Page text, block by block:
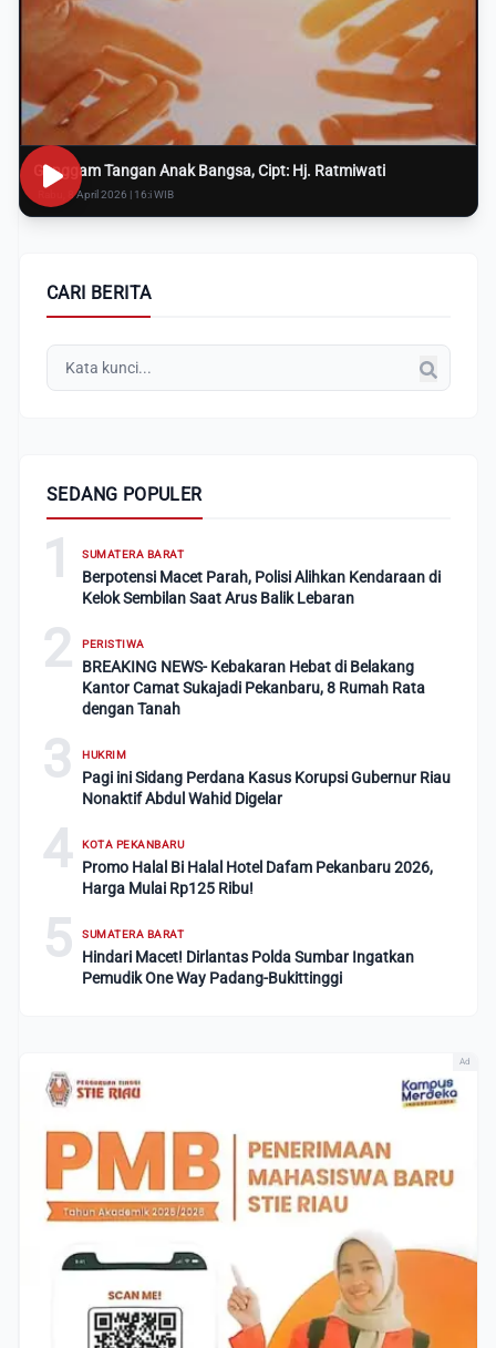
Genggam Tangan Anak Bangsa, Cipt: Hj. Ratmiwati
Rabu, 8 April 2026 | 16:i WIB
CARI BERITA
SEDANG POPULER
1 SUMATERA BARAT
Berpotensi Macet Parah, Polisi Alihkan Kendaraan di
Kelok Sembilan Saat Arus Balik Lebaran
2 PERISTIWA
BREAKING NEWS- Kebakaran Hebat di Belakang
Kantor Camat Sukajadi Pekanbaru, 8 Rumah Rata
dengan Tanah
3 HUKRIM
Pagi ini Sidang Perdana Kasus Korupsi Gubernur Riau
Nonaktif Abdul Wahid Digelar
4 KOTA PEKANBARU
Promo Halal Bi Halal Hotel Dafam Pekanbaru 2026,
Harga Mulai Rp125 Ribu!
5 SUMATERA BARAT
Hindari Macet! Dirlantas Polda Sumbar Ingatkan
Pemudik One Way Padang-Bukittinggi
Ad